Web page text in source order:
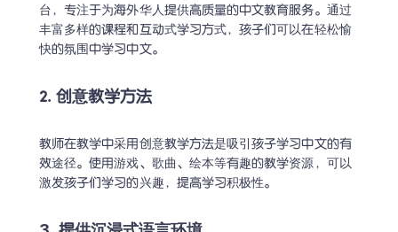
台，专注于为海外华人提供高质量的中文教育服务。通过
丰富多样的课程和互动式学习方式，孩子们可以在轻松愉
快的氛围中学习中文。
2. 创意教学方法
教师在教学中采用创意教学方法是吸引孩子学习中文的有
效途径。使用游戏、歌曲、绘本等有趣的教学资源，可以
激发孩子们学习的兴趣，提高学习积极性。